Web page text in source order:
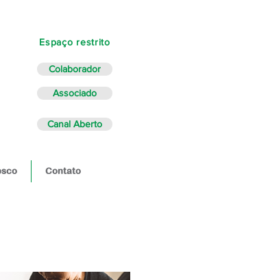
Espaço restrito
Colaborador
Associado
Canal Aberto
Contato